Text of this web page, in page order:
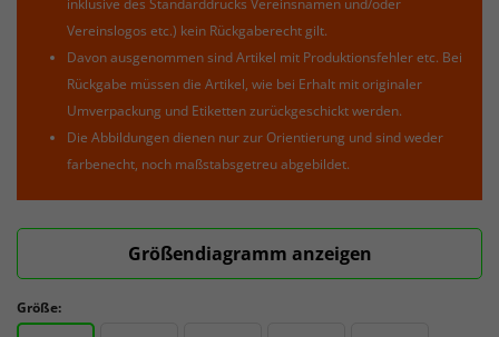
inklusive des Standarddrucks Vereinsnamen und/oder
Vereinslogos etc.) kein Rückgaberecht gilt.
Davon ausgenommen sind Artikel mit Produktionsfehler etc. Bei
Rückgabe müssen die Artikel, wie bei Erhalt mit originaler
Umverpackung und Etiketten zurückgeschickt werden.
Die Abbildungen dienen nur zur Orientierung und sind weder
farbenecht, noch maßstabsgetreu abgebildet.
Größendiagramm anzeigen
Größe: